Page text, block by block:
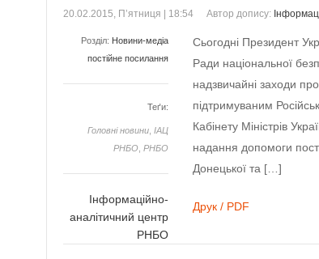
20.02.2015, П’ятниця | 18:54 Автор допису:
Розділ: Новини-медіа
постійне посилання
Теґи:
Головнi новини ІАЦ
РНБО РНБО
Інформаційно-
аналітичний центр
РНБО
Сьогодні Президент
Ради національної
надзвичайні заходи
підтримуваним
Кабінету Міністрів
надання допомоги
Донецької та […]
Друк / PDF